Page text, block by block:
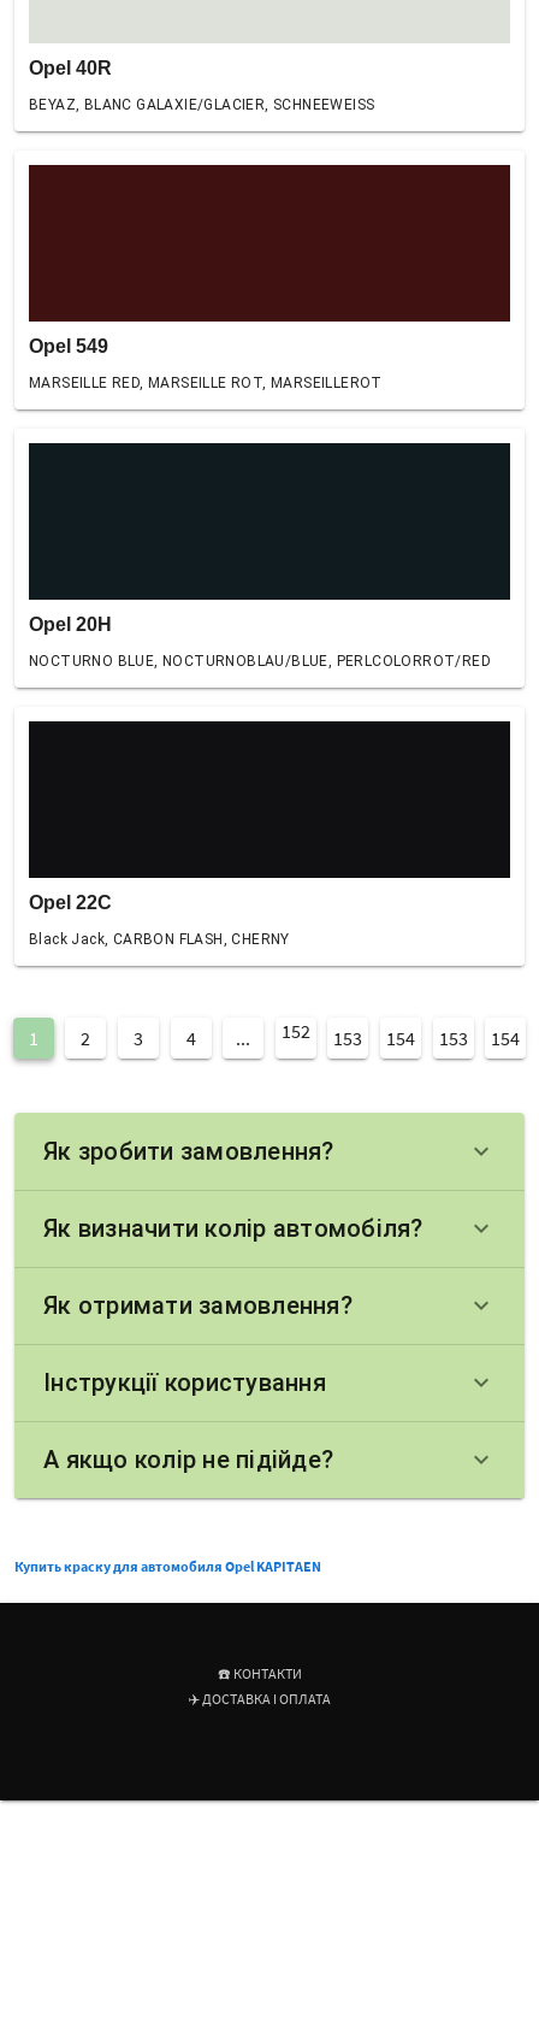
Opel 40R
BEYAZ, BLANC GALAXIE/GLACIER, SCHNEEWEISS
Opel 549
MARSEILLE RED, MARSEILLE ROT, MARSEILLEROT
Opel 20H
NOCTURNO BLUE, NOCTURNOBLAU/BLUE, PERLCOLORROT/RED
Opel 22C
Black Jack, CARBON FLASH, CHERNY
1 2 3 4 ... 152 153 154 153 154
Як зробити замовлення? keyboard_arrow_down
Як визначити колір автомобіля? keyboard_arrow_down
Як отримати замовлення? keyboard_arrow_down
Інструкції користування keyboard_arrow_down
А якщо колір не підійде? keyboard_arrow_down
Купить краску для автомобиля Opel KAPITAEN
☎️ КОНТАКТИ
✈️ ДОСТАВКА І ОПЛАТА